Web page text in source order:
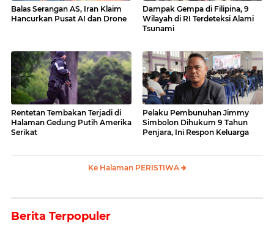
Balas Serangan AS, Iran Klaim
Hancurkan Pusat AI dan Drone
Dampak Gempa di Filipina, 9
Wilayah di RI Terdeteksi Alami
Tsunami
Rentetan Tembakan Terjadi di
Halaman Gedung Putih Amerika
Serikat
Pelaku Pembunuhan Jimmy
Simbolon Dihukum 9 Tahun
Penjara, Ini Respon Keluarga
Ke Halaman PERISTIWA
Berita Terpopuler